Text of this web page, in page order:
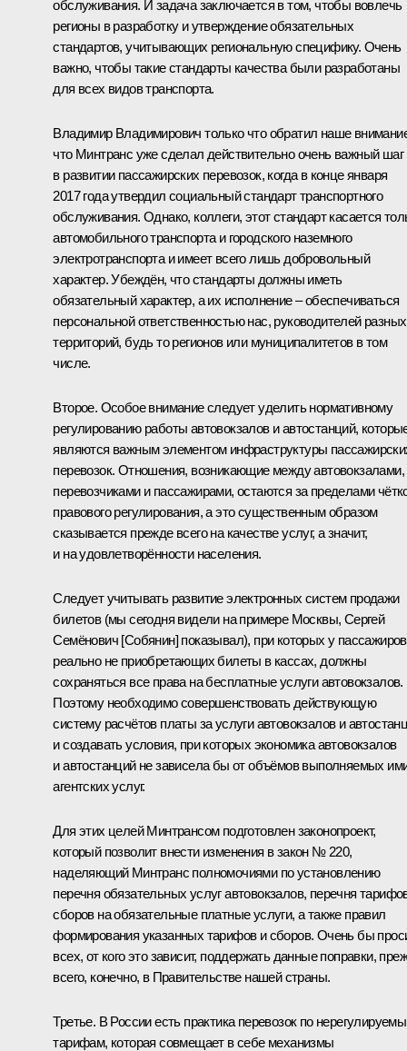
обслуживания. И задача заключается в том, чтобы вовлечь
регионы в разработку и утверждение обязательных
стандартов, учитывающих региональную специфику. Очень
важно, чтобы такие стандарты качества были разработаны
для всех видов транспорта.
Владимир Владимирович только что обратил наше
что Минтранс уже сделал действительно очень важный шаг
в развитии пассажирских перевозок, когда в конце января
2017 года утвердил социальный стандарт транспортного
обслуживания. Однако, коллеги, этот стандарт касается
автомобильного транспорта и городского наземного
электротранспорта и имеет всего лишь добровольный
характер. Убеждён, что стандарты должны иметь
обязательный характер, а их исполнение – обеспечиваться
персональной ответственностью нас, руководителей разных
территорий, будь то регионов или муниципалитетов в том
числе.
Второе. Особое внимание следует уделить нормативному
регулированию работы автовокзалов и автостанций,
являются важным элементом инфраструктуры
перевозок. Отношения, возникающие между автовокзалами,
перевозчиками и пассажирами, остаются за пределами
правового регулирования, а это существенным образом
сказывается прежде всего на качестве услуг, а значит,
и на удовлетворённости населения.
Следует учитывать развитие электронных систем продажи
билетов (мы сегодня видели на примере Москвы, Сергей
Семёнович [Собянин] показывал), при которых у
реально не приобретающих билеты в кассах, должны
сохраняться все права на бесплатные услуги автовокзалов.
Поэтому необходимо совершенствовать действующую
систему расчётов платы за услуги автовокзалов и
и создавать условия, при которых экономика автовокзалов
и автостанций не зависела бы от объёмов выполняемых
агентских услуг.
Для этих целей Минтрансом подготовлен законопроект,
который позволит внести изменения в закон № 220,
наделяющий Минтранс полномочиями по установлению
перечня обязательных услуг автовокзалов, перечня
сборов на обязательные платные услуги, а также правил
формирования указанных тарифов и сборов. Очень бы
всех, от кого это зависит, поддержать данные поправки,
всего, конечно, в Правительстве нашей страны.
Третье. В России есть практика перевозок по
тарифам, которая совмещает в себе механизмы